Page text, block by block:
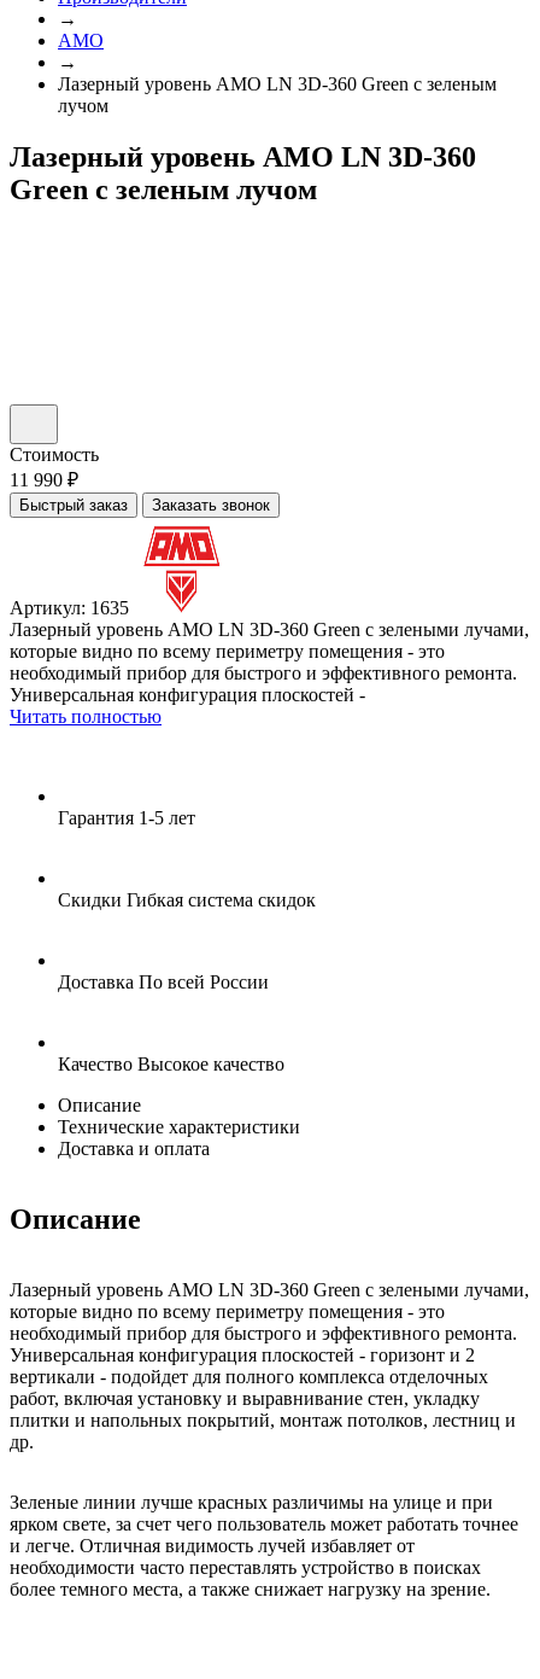
→
AMO
→
Лазерный уровень AMO LN 3D-360 Green с зеленым
лучом
Лазерный уровень AMO LN 3D-360
Green с зеленым лучом
Стоимость
11 990 ₽
Быстрый заказ Заказать звонок
Артикул: 1635
Лазерный уровень AMO LN 3D-360 Green с зелеными лучами,
которые видно по всему периметру помещения - это
необходимый прибор для быстрого и эффективного ремонта.
Универсальная конфигурация плоскостей -
Читать полностью
Гарантия 1-5 лет
Скидки Гибкая система скидок
Доставка По всей России
Качество Высокое качество
Описание
Технические характеристики
Доставка и оплата
Описание
Лазерный уровень AMO LN 3D-360 Green с зелеными лучами,
которые видно по всему периметру помещения - это
необходимый прибор для быстрого и эффективного ремонта.
Универсальная конфигурация плоскостей - горизонт и 2
вертикали - подойдет для полного комплекса отделочных
работ, включая установку и выравнивание стен, укладку
плитки и напольных покрытий, монтаж потолков, лестниц и
др.
Зеленые линии лучше красных различимы на улице и при
ярком свете, за счет чего пользователь может работать точнее
и легче. Отличная видимость лучей избавляет от
необходимости часто переставлять устройство в поисках
более темного места, а также снижает нагрузку на зрение.